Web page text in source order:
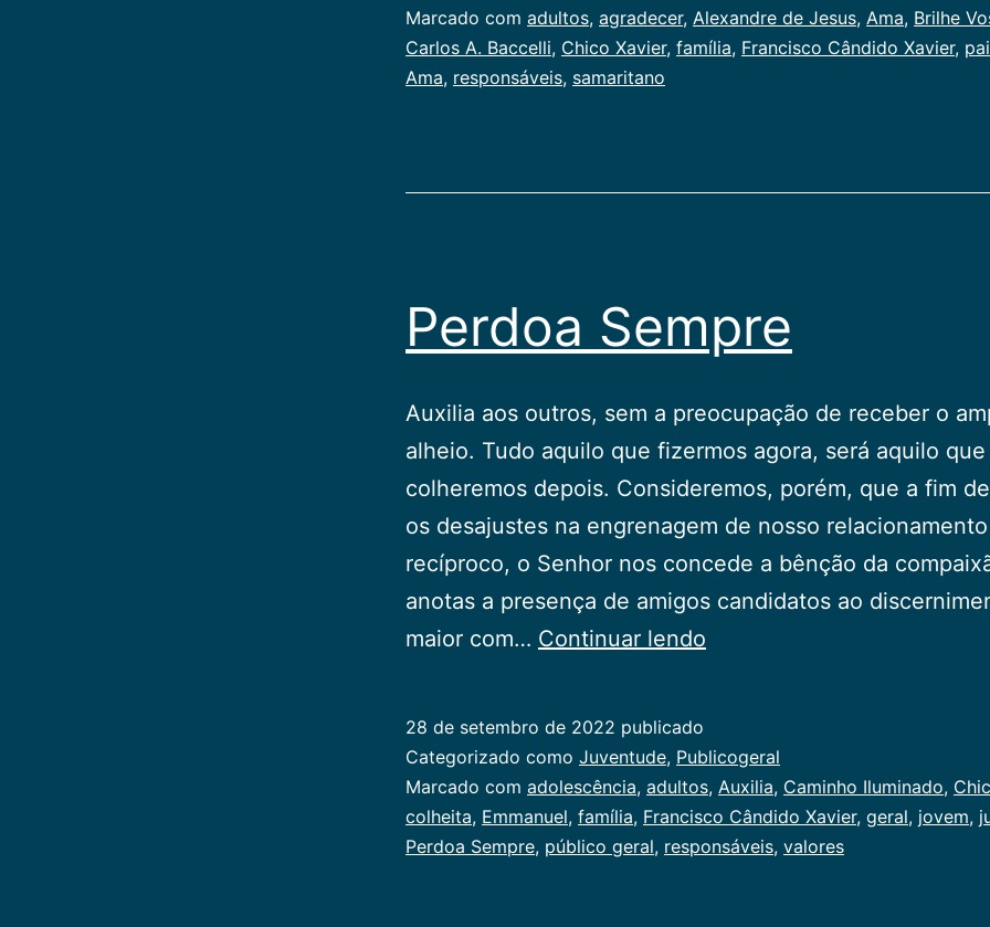
Marcado com adultos, agradecer, Alexandre de Jesus, Ama, Brilhe
Carlos A. Baccelli, Chico Xavier, família, Francisco Cândido Xavier,
Ama, responsáveis, samaritano
Perdoa Sempre
Auxilia aos outros, sem a preocupação de receber o
alheio. Tudo aquilo que fizermos agora, será aquilo que
colheremos depois. Consideremos, porém, que a fim
os desajustes na engrenagem de nosso relacionamento
recíproco, o Senhor nos concede a bênção da
anotas a presença de amigos candidatos ao
maior com… Continuar lendo
28 de setembro de 2022 publicado
Categorizado como Juventude, Publicogeral
Marcado com adolescência, adultos, Auxilia, Caminho Iluminado,
colheita, Emmanuel, família, Francisco Cândido Xavier, geral, jovem,
Perdoa Sempre, público geral, responsáveis, valores